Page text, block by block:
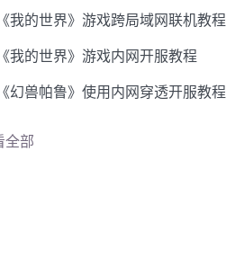
《我的世界》游戏跨局域网联机教程
《我的世界》游戏内网开服教程
《幻兽帕鲁》使用内网穿透开服教程
全部